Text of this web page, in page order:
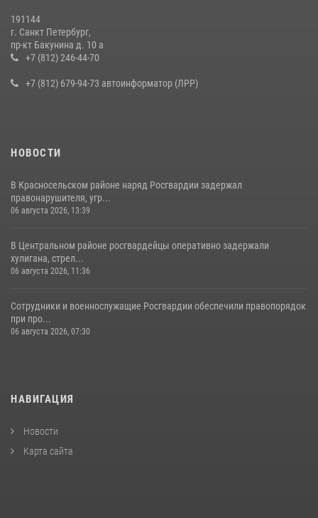
В Ленобласти сотрудники Росгвардии провели встречу с
воспитанниками детского клуба «Умные каникулы»
191144
г. Санкт Петербург,
пр-кт Бакунина д. 10 а
+7 (812) 246-44-70
+7 (812) 679-94-73 автоинформатор (ЛРР)
НОВОСТИ
В Красносельском районе наряд Росгвардии задержал
правонарушителя, угр...
06 августа 2026, 13:39
В Центральном районе росгвардейцы оперативно задержали
хулигана, стрел...
06 августа 2026, 11:36
Сотрудники и военнослужащие Росгвардии обеспечили правопорядок
при про...
06 августа 2026, 07:30
НАВИГАЦИЯ
Новости
Карта сайта